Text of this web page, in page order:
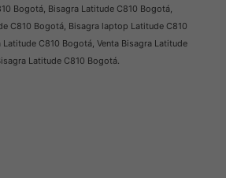
Bogotá, Bisagra Latitude C810 Bogotá,
C810 Bogotá, Bisagra laptop Latitude C810
C810 Bogotá, Venta Bisagra Latitude
Latitude C810 Bogotá.